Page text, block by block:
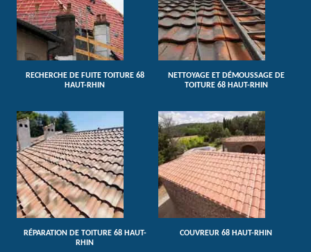
RECHERCHE DE FUITE TOITURE 68
HAUT-RHIN
NETTOYAGE ET DÉMOUSSAGE DE
TOITURE 68 HAUT-RHIN
RÉPARATION DE TOITURE 68 HAUT-
RHIN
COUVREUR 68 HAUT-RHIN